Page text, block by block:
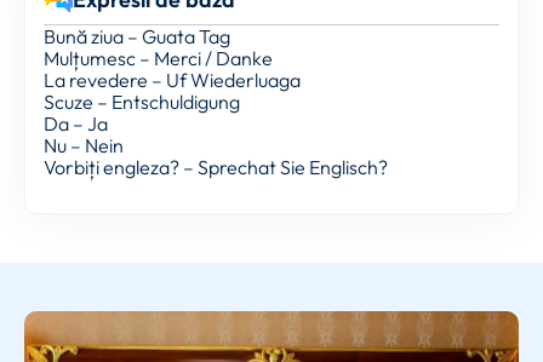
Bună ziua – Guata Tag
Mulțumesc – Merci / Danke
La revedere – Uf Wiederluaga
Scuze – Entschuldigung
Da – Ja
Nu – Nein
Vorbiți engleza? – Sprechat Sie Englisch?